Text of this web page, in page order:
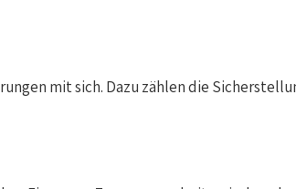
mit sich. Dazu zählen die